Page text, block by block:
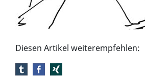
Diesen Artikel weiterempfehlen: